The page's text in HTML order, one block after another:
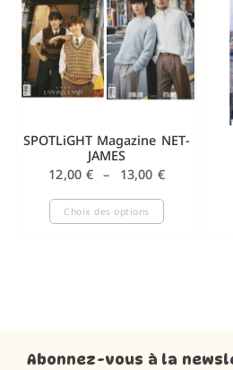
SPOTLiGHT Magazine NET-
JAMES
12,00€ – 13,00 €
Choix des options
Abonnez-vous à la